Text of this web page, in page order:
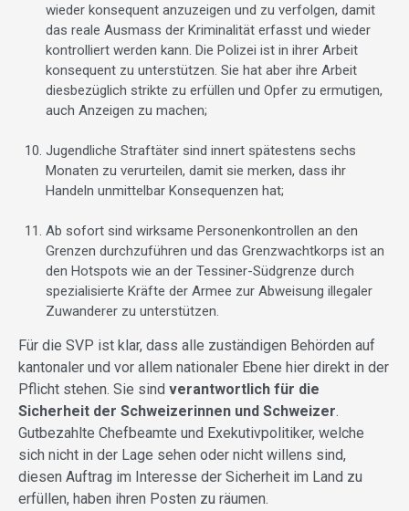
wieder konsequent anzuzeigen und zu verfolgen, damit
das reale Ausmass der Kriminalität erfasst und wieder
kontrolliert werden kann. Die Polizei ist in ihrer Arbeit
konsequent zu unterstützen. Sie hat aber ihre Arbeit
diesbezüglich strikte zu erfüllen und Opfer zu ermutigen,
auch Anzeigen zu machen;
Jugendliche Straftäter sind innert spätestens sechs
Monaten zu verurteilen, damit sie merken, dass ihr
Handeln unmittelbar Konsequenzen hat;
Ab sofort sind wirksame Personenkontrollen an den
Grenzen durchzuführen und das Grenzwachtkorps ist an
den Hotspots wie an der Tessiner-Südgrenze durch
spezialisierte Kräfte der Armee zur Abweisung illegaler
Zuwanderer zu unterstützen.
Für die SVP ist klar, dass alle zuständigen Behörden auf
kantonaler und vor allem nationaler Ebene hier direkt in der
Pflicht stehen. Sie sind verantwortlich für die
Sicherheit der Schweizerinnen und Schweizer.
Gutbezahlte Chefbeamte und Exekutivpolitiker, welche
sich nicht in der Lage sehen oder nicht willens sind,
diesen Auftrag im Interesse der Sicherheit im Land zu
erfüllen, haben ihren Posten zu räumen.